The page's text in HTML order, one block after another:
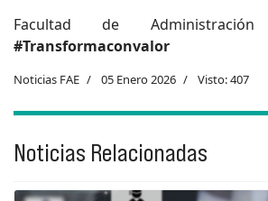
Facultad de
#Transformaconvalor
Noticias FAE 05 Enero 2026 Visto: 407
Noticias Relacionadas